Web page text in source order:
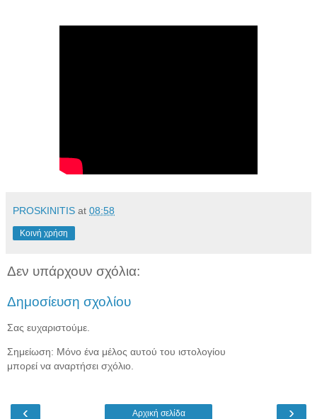
PROSKINITIS at 08:58
Κοινή χρήση
Δεν υπάρχουν σχόλια:
Δημοσίευση σχολίου
Σας ευχαριστούμε.
Σημείωση: Μόνο ένα μέλος αυτού του ιστολογίου
μπορεί να αναρτήσει σχόλιο.
‹ ›
Αρχική σελίδα